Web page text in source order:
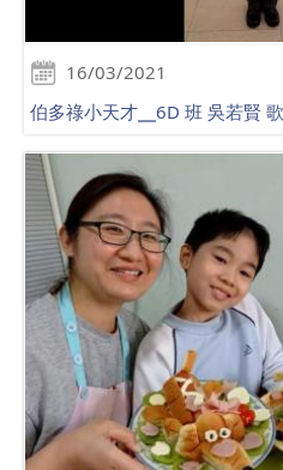
16/03/2021
伯多祿小天才╴6D 班 吳若賢